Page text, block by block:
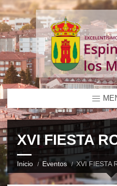
XVI FIESTA
Inicio Eventos XVI FIESTA